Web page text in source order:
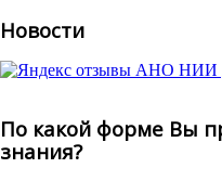
Новости
По какой форме Вы
знания?